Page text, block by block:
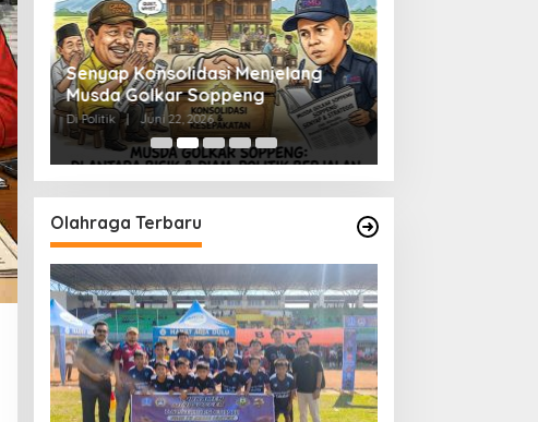
Pemilu 2029 dan Upaya
Menjernihkan Suara Rakyat
Di Politik | Juni 2, 2026
Olahraga Terbaru